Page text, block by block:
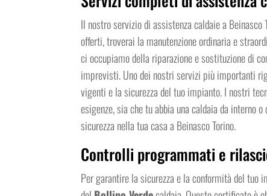
Il nostro servizio di assistenza caldaie a
offerti, troverai la manutenzione ordinaria e
ci occupiamo della riparazione e sostituzione di
imprevisti. Uno dei nostri servizi più importanti
vigenti e la sicurezza del tuo impianto. I nostri
esigenze, sia che tu abbia una caldaia da interno
sicurezza nella tua casa a Beinasco Torino.
Controlli programmati e
Per garantire la sicurezza e la conformità del